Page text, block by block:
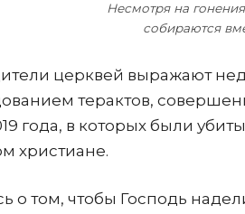
Несмотря на
собираются
церквей выражают
терактов,
года, в которых были
христиане.
о том, чтобы Господь